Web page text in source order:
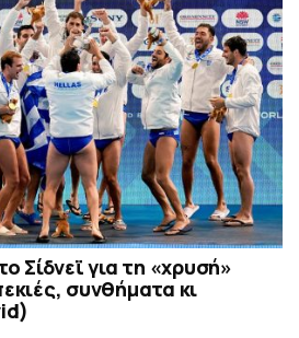
Σίδνεϊ για τη «χρυσή»
συνθήματα κι